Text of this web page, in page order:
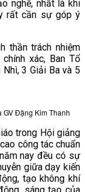
nghề, nhất là khi
rất cần sự góp ý
thần trách nhiệm
xác, Ban Tổ
3 Giải Ba và 5
GV Đặng Kim Thanh
trong Hội giảng
công tác chuẩn
nay đều có sự
giữa dạy kiến
tạo không khí